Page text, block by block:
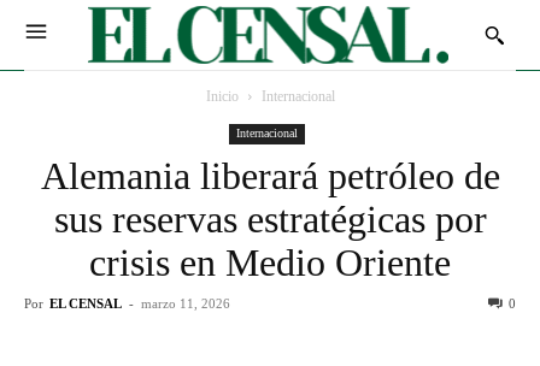
Inicio Internacional
Internacional
Alemania liberará petróleo de
sus reservas estratégicas por
crisis en Medio Oriente
Por EL CENSAL - marzo 11, 2026 0